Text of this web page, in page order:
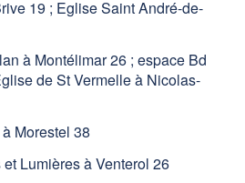
19 ; Eglise Saint André-de-
à Montélimar 26 ; espace Bd
de St Vermelle à Nicolas-
Morestel 38
Lumières à Venterol 26